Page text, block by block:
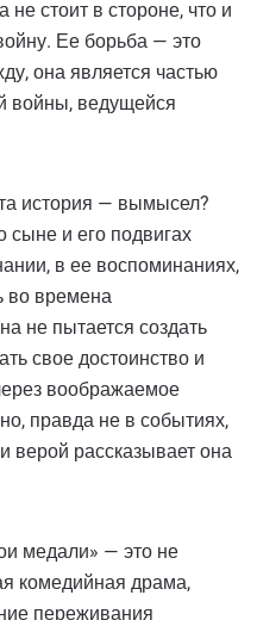
не стоит в стороне, что и
Ее борьба — это
она является частью
войны, ведущейся
история — вымысел?
сыне и его подвигах
в ее воспоминаниях,
во времена
не пытается создать
свое достоинство и
воображаемое
правда не в событиях,
верой рассказывает она
медали» — это не
комедийная драма,
переживания